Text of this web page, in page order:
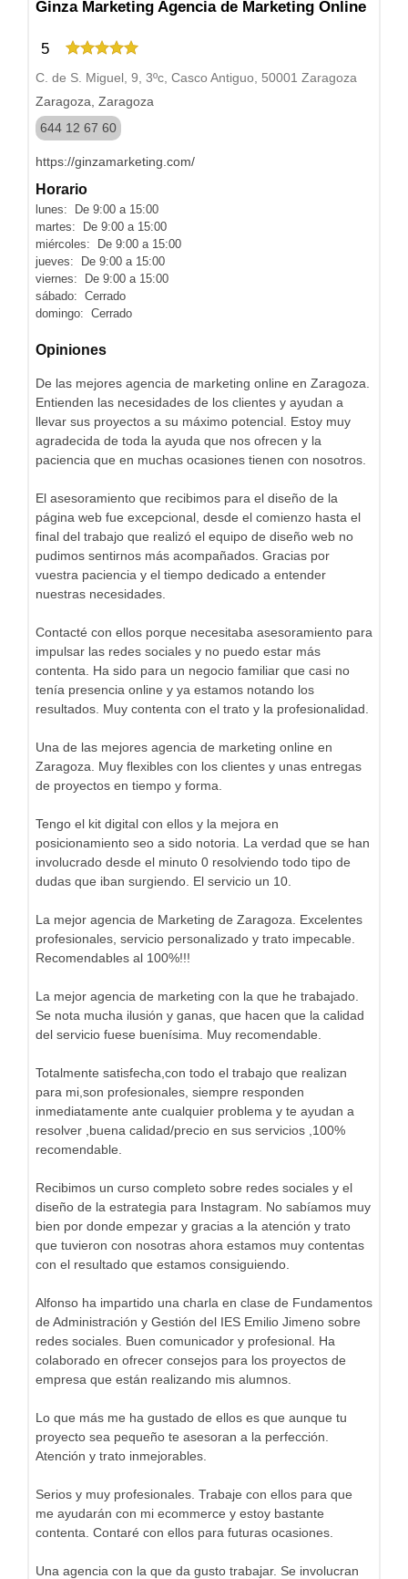
Ginza Marketing Agencia de Marketing Online
5
C. de S. Miguel, 9, 3ºc, Casco Antiguo, 50001 Zaragoza
Zaragoza, Zaragoza
644 12 67 60
https://ginzamarketing.com/
Horario
lunes: De 9:00 a 15:00
martes: De 9:00 a 15:00
miércoles: De 9:00 a 15:00
jueves: De 9:00 a 15:00
viernes: De 9:00 a 15:00
sábado: Cerrado
domingo: Cerrado
Opiniones
De las mejores agencia de marketing online en Zaragoza.
Entienden las necesidades de los clientes y ayudan a
llevar sus proyectos a su máximo potencial. Estoy muy
agradecida de toda la ayuda que nos ofrecen y la
paciencia que en muchas ocasiones tienen con nosotros.
El asesoramiento que recibimos para el diseño de la
página web fue excepcional, desde el comienzo hasta el
final del trabajo que realizó el equipo de diseño web no
pudimos sentirnos más acompañados. Gracias por
vuestra paciencia y el tiempo dedicado a entender
nuestras necesidades.
Contacté con ellos porque necesitaba asesoramiento para
impulsar las redes sociales y no puedo estar más
contenta. Ha sido para un negocio familiar que casi no
tenía presencia online y ya estamos notando los
resultados. Muy contenta con el trato y la profesionalidad.
Una de las mejores agencia de marketing online en
Zaragoza. Muy flexibles con los clientes y unas entregas
de proyectos en tiempo y forma.
Tengo el kit digital con ellos y la mejora en
posicionamiento seo a sido notoria. La verdad que se han
involucrado desde el minuto 0 resolviendo todo tipo de
dudas que iban surgiendo. El servicio un 10.
La mejor agencia de Marketing de Zaragoza. Excelentes
profesionales, servicio personalizado y trato impecable.
Recomendables al 100%!!!
La mejor agencia de marketing con la que he trabajado.
Se nota mucha ilusión y ganas, que hacen que la calidad
del servicio fuese buenísima. Muy recomendable.
Totalmente satisfecha,con todo el trabajo que realizan
para mi,son profesionales, siempre responden
inmediatamente ante cualquier problema y te ayudan a
resolver ,buena calidad/precio en sus servicios ,100%
recomendable.
Recibimos un curso completo sobre redes sociales y el
diseño de la estrategia para Instagram. No sabíamos muy
bien por donde empezar y gracias a la atención y trato
que tuvieron con nosotras ahora estamos muy contentas
con el resultado que estamos consiguiendo.
Alfonso ha impartido una charla en clase de Fundamentos
de Administración y Gestión del IES Emilio Jimeno sobre
redes sociales. Buen comunicador y profesional. Ha
colaborado en ofrecer consejos para los proyectos de
empresa que están realizando mis alumnos.
Lo que más me ha gustado de ellos es que aunque tu
proyecto sea pequeño te asesoran a la perfección.
Atención y trato inmejorables.
Serios y muy profesionales. Trabaje con ellos para que
me ayudarán con mi ecommerce y estoy bastante
contenta. Contaré con ellos para futuras ocasiones.
Una agencia con la que da gusto trabajar. Se involucran